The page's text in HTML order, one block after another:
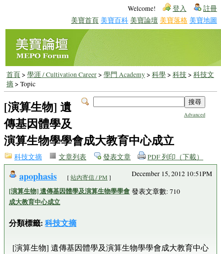
Welcome! 登入 註冊
美寶首頁 美寶百科 美寶論壇 美寶落格 美寶地圖
首頁> 學涯 / Cultivation Career> 學門 Academy> 科學> 科技> 科技文
摘> Topic
Advanced
[演算生物] 遺
傳基因體學及
演算生物學學會成大教育中心成立
科技文摘 文章列表 發表文章 PDF 列印（下載）
apophasis [站內寄信 / PM ]
[演算生物] 遺傳基因體學及演算生物學學會
成大教育中心成立
分類標籤: 科技文摘
December 15, 2012 10:51PM
發表文章數: 710
[演算生物] 遺傳基因體學及演算生物學學會成大教育中心